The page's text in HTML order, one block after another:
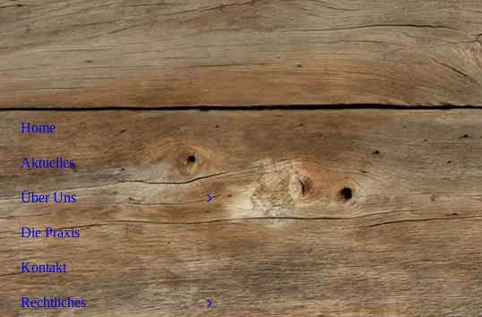
Home
Aktuelles
Über Uns
Die Praxis
Kontakt
Rechtliches